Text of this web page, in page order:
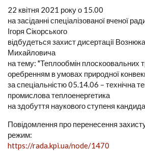
22 квітня 2021 року о 15.00
на засіданні спеціалізованої вченої
Ігоря Сікорського
відбудеться захист дисертації
Михайловича
на тему: "Теплообмін плоскоовальних
оребренням в умовах природної
за спеціальністю 05.14.06 – технічна
промислова теплоенергетика
на здобуття наукового ступеня
Повідомлення про перенесення
режим:
https://rada.kpi.ua/node/1470